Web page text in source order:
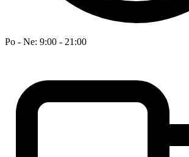
Po - Ne: 9:00 - 21:00